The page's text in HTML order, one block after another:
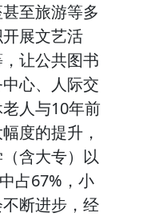
至旅游等多
展文艺活
让公共图书
心、人际交
人与10年前
度的提升，
含大专）以
占67%，小
断进步，经